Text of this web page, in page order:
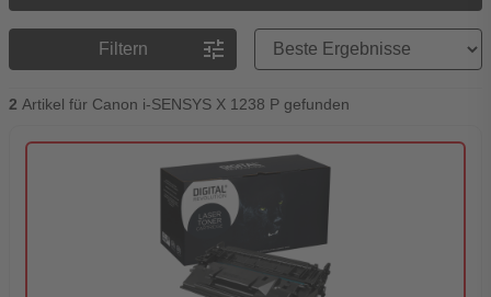
Filtern tune
Preisreihenfolge
2 Artikel für Canon i-SENSYS X 1238 P gefunden